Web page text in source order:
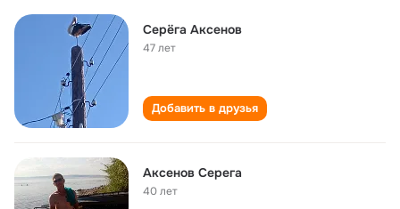
Серёга Аксенов
47 лет
Добавить в друзья
Аксенов Серега
40 лет